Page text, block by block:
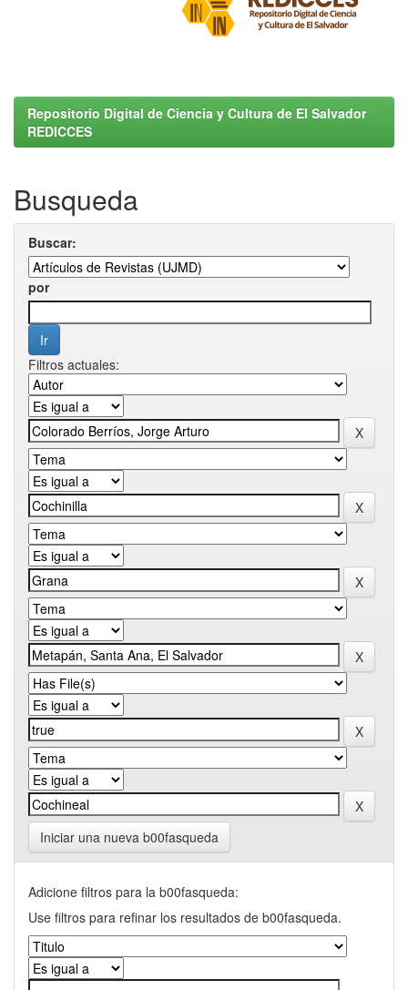
Repositorio Digital de Ciencia y Cultura de El Salvador
REDICCES
Busqueda
Buscar:
por
Filtros actuales:
Iniciar una nueva b00fasqueda
Adicione filtros para la b00fasqueda:
Use filtros para refinar los resultados de b00fasqueda.